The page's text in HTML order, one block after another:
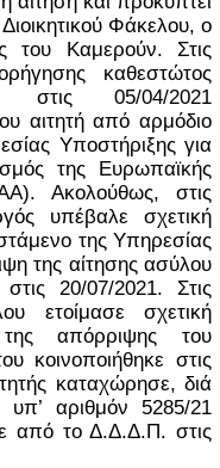
Φάκελου, ο
του Καμερούν. Στις
καθεστώτος
στις 05/04/2021
αιτητή από αρμόδιο
Υποστήριξης για
της Ευρωπαϊκής
). Ακολούθως, στις
υπέβαλε σχετική
της Υπηρεσίας
της αίτησης ασύλου
20/07/2021. Στις
ετοίμασε σχετική
απόρριψης του
κοινοποιήθηκε στις
καταχώρησε, διά
αριθμόν 5285/21
από το Δ.Δ.Δ.Π. στις